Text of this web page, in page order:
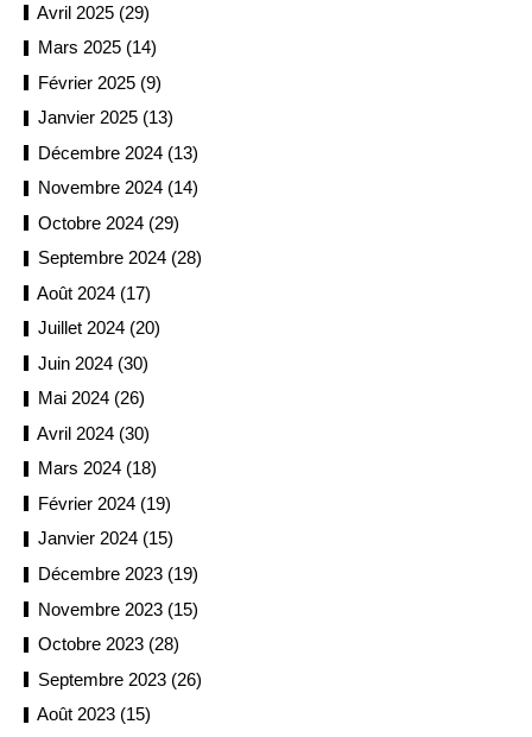
Avril 2025 (29)
Mars 2025 (14)
Février 2025 (9)
Janvier 2025 (13)
Décembre 2024 (13)
Novembre 2024 (14)
Octobre 2024 (29)
Septembre 2024 (28)
Août 2024 (17)
Juillet 2024 (20)
Juin 2024 (30)
Mai 2024 (26)
Avril 2024 (30)
Mars 2024 (18)
Février 2024 (19)
Janvier 2024 (15)
Décembre 2023 (19)
Novembre 2023 (15)
Octobre 2023 (28)
Septembre 2023 (26)
Août 2023 (15)